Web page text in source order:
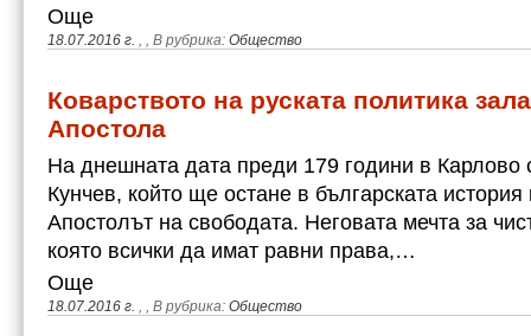
18.07.2016 г. , , В рубрика: Общество
Още
Коварството на руската политика
Апостола
На днешната дата преди 179 години в
Кунчев, който ще остане в българската
Апостолът на свободата. Неговата мечта за
която всички да имат равни права,…
18.07.2016 г. , , В рубрика: Общество
Още